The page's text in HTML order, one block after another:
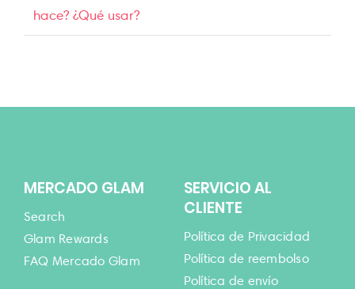
hace? ¿Qué usar?
MERCADO GLAM
Search
Glam Rewards
FAQ Mercado Glam
SERVICIO AL
CLIENTE
Política de Privacidad
Política de reembolso
Política de envío